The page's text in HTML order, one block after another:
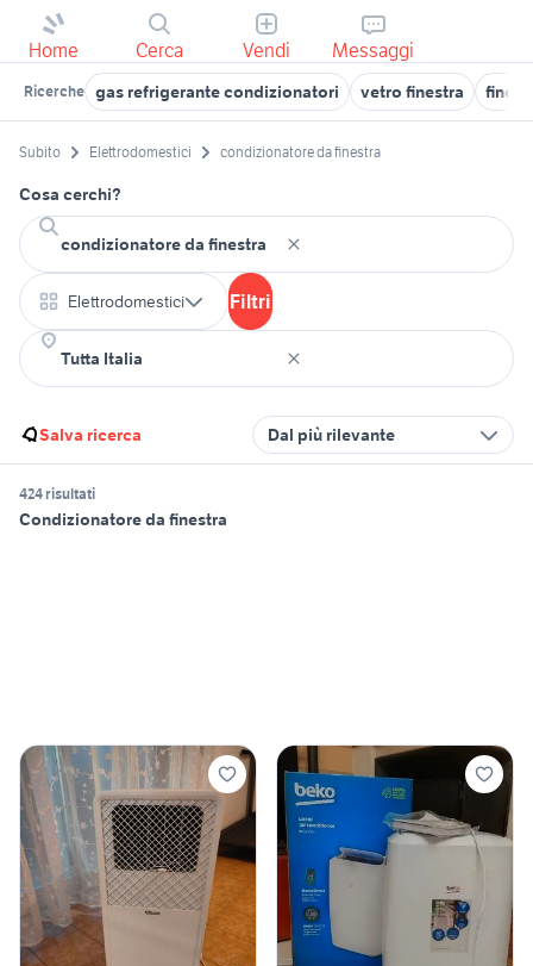
Home Cerca Vendi Messaggi
Ricerche gas refrigerante condizionatori vetro finestra
Subito Elettrodomestici condizionatore da finestra
Cosa cerchi?
Elettrodomestici Filtri
Salva ricerca Dal più rilevante
424 risultati
Condizionatore da finestra